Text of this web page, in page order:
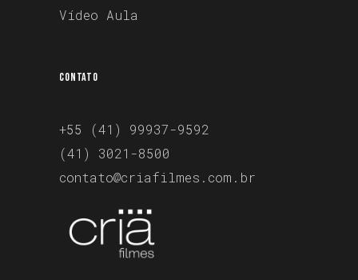
Vídeo Aula
CONTATO
+55 (41) 99937-9592
(41) 3021-8500
contato@criafilmes.com.br